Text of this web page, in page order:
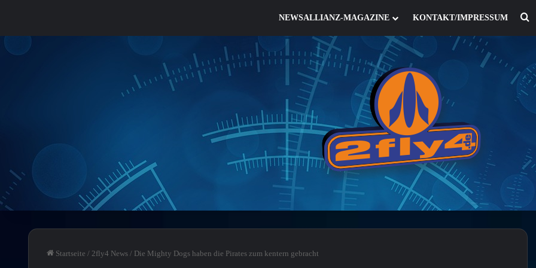
NEWSALLIANZ-MAGAZINE KONTAKT/IMPRESSUM
Startseite / 2fly4 News / Die Mighty Dogs haben die Pirates zum kentern gebracht